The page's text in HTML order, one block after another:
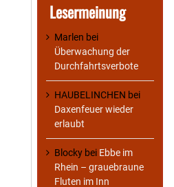
Lesermeinung
Marlen bei
Überwachung der
Durchfahrtsverbote
HAUBELINCHEN bei
Daxenfeuer wieder
erlaubt
Blocky bei Ebbe im
Rhein – grauebraune
Fluten im Inn